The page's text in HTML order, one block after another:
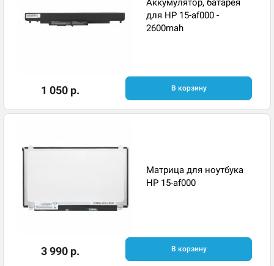
Аккумулятор, батарея
для HP 15-af000 -
2600mah
1 050 р. В корзину
Матрица для ноутбука
HP 15-af000
3 990 р. В корзину